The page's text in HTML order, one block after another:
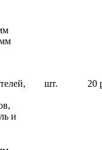
и
шт. 20